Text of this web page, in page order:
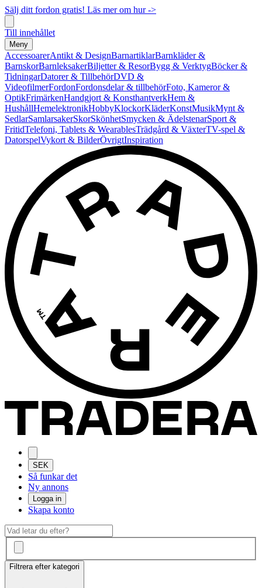
Sälj ditt fordon gratis! Läs mer om hur ->
Till innehållet
Meny
AccessoarerAntikt & DesignBarnartiklarBarnkläder &
BarnskorBarnleksakerBiljetter & ResorBygg & VerktygBöcker &
TidningarDatorer & TillbehörDVD &
VideofilmerFordonFordonsdelar & tillbehörFoto, Kameror &
OptikFrimärkenHandgjort & KonsthantverkHem &
HushållHemelektronikHobbyKlockorKläderKonstMusikMynt &
SedlarSamlarsakerSkorSkönhetSmycken & ÄdelstenarSport &
FritidTelefoni, Tablets & WearablesTrädgård & VäxterTV-spel &
DatorspelVykort & BilderÖvrigtInspiration
SEK
Så funkar det
Ny annons
Logga in
Skapa konto
Filtrera efter kategori